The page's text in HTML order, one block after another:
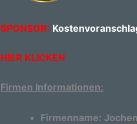
SPONSOR:
HIER KLICKEN
Firmen Informationen:
Firmenname: